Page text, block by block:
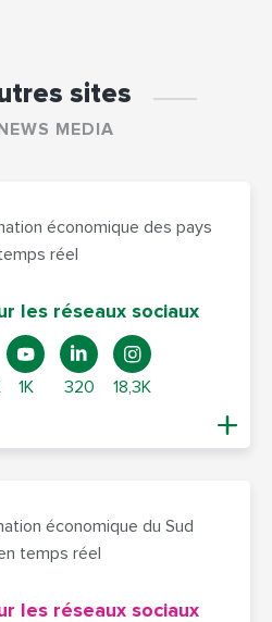
sites
MEDIA
économique des pays
réel
les réseaux sociaux
1K 320 18,3K
économique du Sud
temps réel
les réseaux sociaux